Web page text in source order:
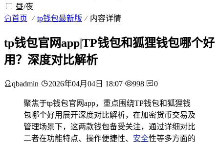
昼/夜
首页 tp钱包最新版 内容详情
tp钱包官网app|TP钱包和狐狸钱包哪个好
用？深度对比解析
qbadmin 2026年04月04日 18:07 998 0
聚焦于tp钱包官网app，重点围绕TP钱包和狐狸钱
包哪个好用展开深度对比解析，在加密货币交易及
管理场景下，这两款钱包备受关注，通过详细对比
二者在功能特点、操作便捷性、 安全性等多方面的